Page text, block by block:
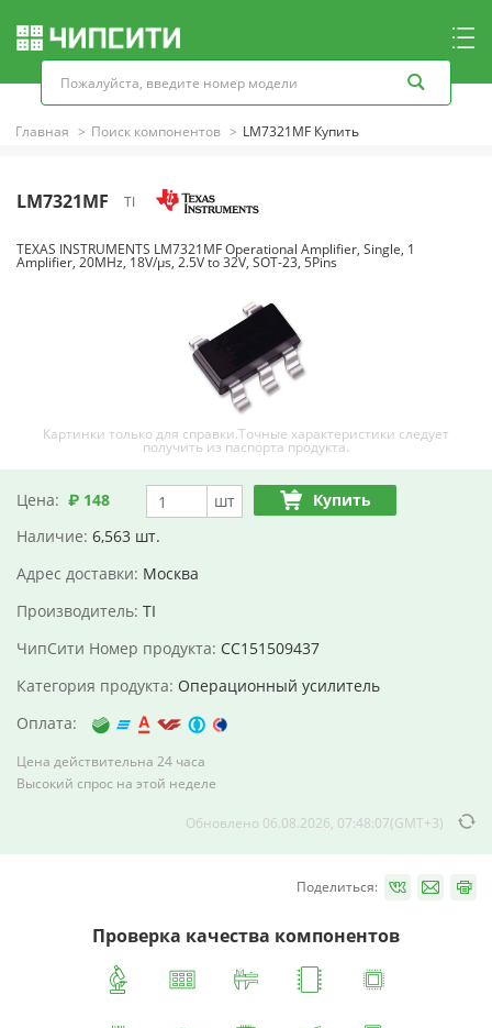
Главная Поиск компонентов LM7321MF Купить
LM7321MF TI
TEXAS INSTRUMENTS LM7321MF Operational Amplifier, Single, 1
Amplifier, 20MHz, 18V/µs, 2.5V to 32V, SOT-23, 5Pins
Картинки только для справки.Точные характеристики следует
получить из паспорта продукта.
Цена: ₽ 148 шт
Купить
Наличие: 6,563 шт.
Адрес доставки: Москва
Производитель: TI
ЧипСити Номер продукта: CC151509437
Категория продукта: Операционный усилитель
Оплата:
Цена действительна 24 часа
Высокий спрос на этой неделе
Обновлено 06.08.2026, 07:48:07(GMT+3)
Поделиться:
Проверка качества компонентов